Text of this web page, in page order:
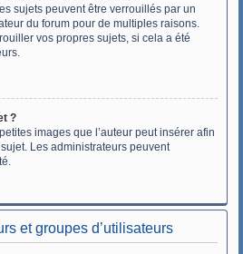
sujets peuvent être verrouillés par un
du forum pour de multiples raisons.
vos propres sujets, si cela a été
?
images que l’auteur peut insérer afin
Les administrateurs peuvent
et groupes d’utilisateurs